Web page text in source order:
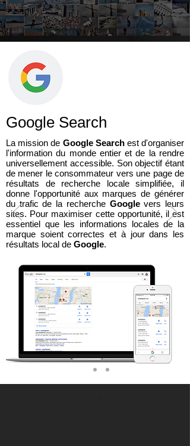
Google Search
La mission de Google Searchest d'organiser
l'information du monde entier et de la rendre
universellement accessible. Son objectif étant
de mener le consommateur vers une page de
résultats de recherche locale simplifiée, il
donne l'opportunité aux marques de générer
du trafic de la recherche Googlevers leurs
sites. Pour maximiser cette opportunité, il est
essentiel que les informations locales de la
marque soient correctes et à jour dans les
résultats local de Google.